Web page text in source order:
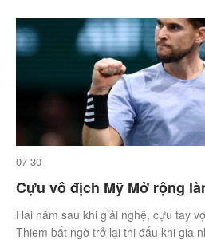
07-30
Cựu vô địch Mỹ Mở rộng
Hai năm sau khi giải nghệ, cựu tay
Thiem bất ngờ trở lại thi đấu khi gia